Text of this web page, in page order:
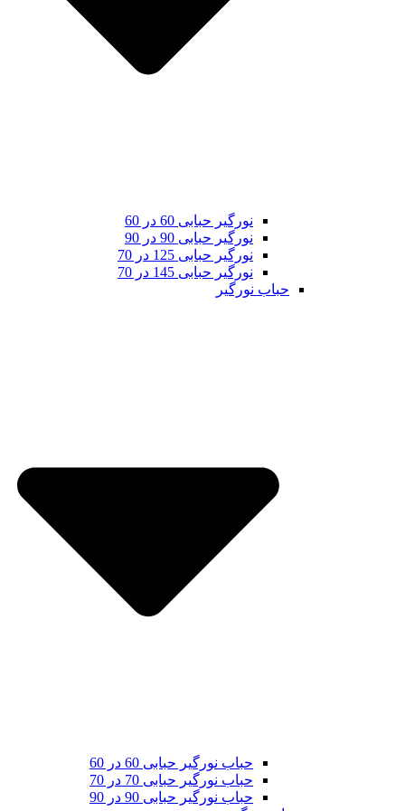
نورگیر حبابی 60 در 60
نورگیر حبابی 90 در 90
نورگیر حبابی 125 در 70
نورگیر حبابی 145 در 70
حباب نورگیر
حباب نورگیر حبابی 60 در 60
حباب نورگیر حبابی 70 در 70
حباب نورگیر حبابی 90 در 90